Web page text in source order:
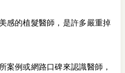
感的植髮醫師，是許多嚴重掉
案例或網路口碑來認識醫師，